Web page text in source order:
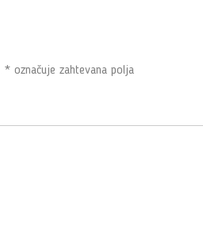
* označuje zahtevana polja